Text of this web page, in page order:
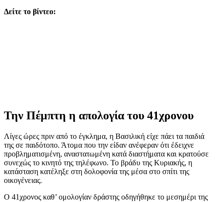
Δείτε το βίντεο:
Την Πέμπτη η απολογία του 41χρονου
Λίγες ώρες πριν από το έγκλημα, η Βασιλική είχε πάει τα παιδιά
της σε παιδότοπο. Άτομα που την είδαν ανέφεραν ότι έδειχνε
προβληματισμένη, αναστατωμένη κατά διαστήματα και κρατούσε
συνεχώς το κινητό της τηλέφωνο. Το βράδυ της Κυριακής, η
κατάσταση κατέληξε στη δολοφονία της μέσα στο σπίτι της
οικογένειας.
Ο 41χρονος καθ’ ομολογίαν δράστης οδηγήθηκε το μεσημέρι της